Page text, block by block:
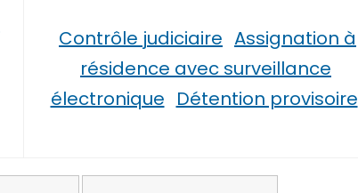
Contrôle judiciaire Assignation à
résidence avec surveillance
électronique Détention provisoire